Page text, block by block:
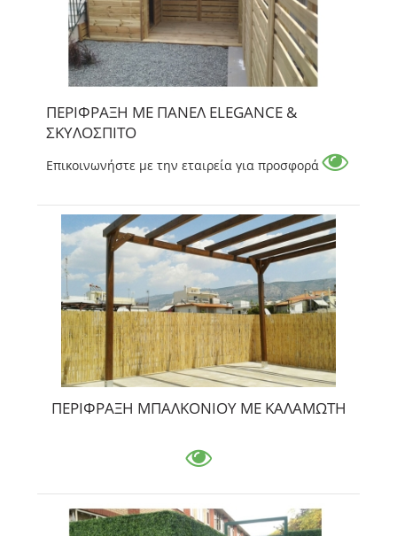
ΠΕΡΙΦΡΑΞΗ ΜΕ ΠΑΝΕΛ ELEGANCE &
ΣΚΥΛΟΣΠΙΤΟ
Επικοινωνήστε με την εταιρεία για προσφορά
ΠΕΡΙΦΡΑΞΗ ΜΠΑΛΚΟΝΙΟΥ ΜΕ ΚΑΛΑΜΩΤΗ